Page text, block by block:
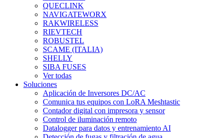
QUECLINK
NAVIGATEWORX
RAKWIRELESS
RIEVTECH
ROBUSTEL
SCAME (ITALIA)
SHELLY
SIBA FUSES
Ver todas
Soluciones
Aplicación de Inversores DC/AC
Comunica tus equipos con LoRA Meshtastic
Contador digital con impresora y sensor
Control de iluminación remoto
Datalogger para datos y entrenamiento AI